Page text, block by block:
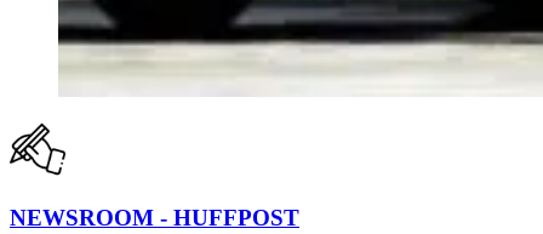
NEWSROOM - HUFFPOST